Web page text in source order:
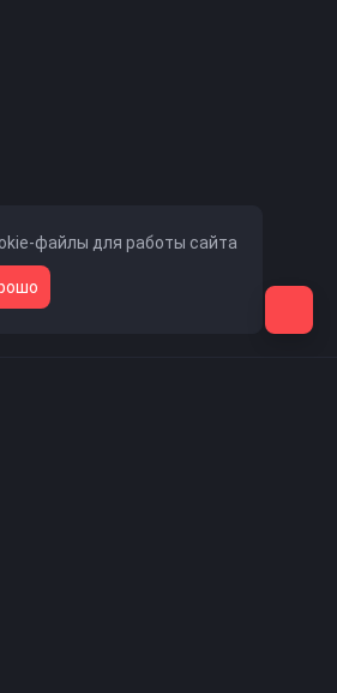
файлы для работы сайта